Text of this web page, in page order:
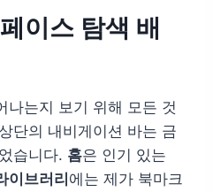
이스 탐색 배
나는지 보기 위해 모든 것
단의 내비게이션 바는 금
습니다. 홈은 인기 있는
이브러리에는 제가 북마크